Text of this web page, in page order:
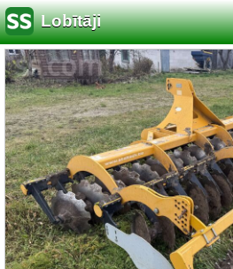
Lobītāji